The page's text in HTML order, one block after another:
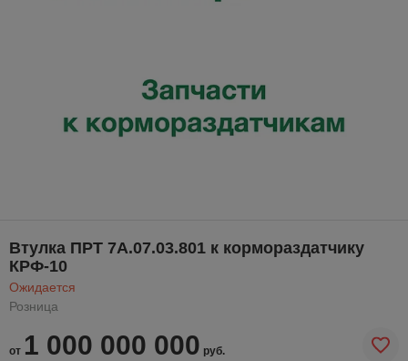
Втулка ПРТ 7А.07.03.801 к кормораздатчику
КРФ-10
Ожидается
Розница
от 1 000 000 000 руб.